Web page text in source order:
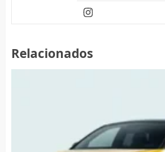
Relacionados